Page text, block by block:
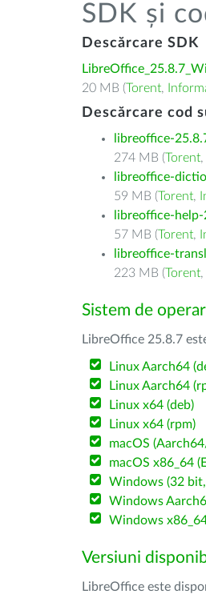
SDK și
Descărcare SDK
20 MB (Torent,
Descărcare cod
libreoffice-
274 MB (Torent,
libreoffice-
59 MB (Torent,
libreoffice-
57 MB (Torent,
libreoffice-
223 MB (Torent,
Sistem de
LibreOffice 25.8.7
Linux Aarch64
Linux Aarch64
Linux x64 (deb)
Linux x64 (rpm)
macOS
macOS x86_64
Windows (32
Windows
Windows
Versiuni
LibreOffice este